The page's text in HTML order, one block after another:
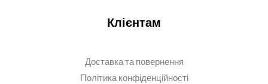
Клієнтам
Доставка та повернення
Політика конфіденційності